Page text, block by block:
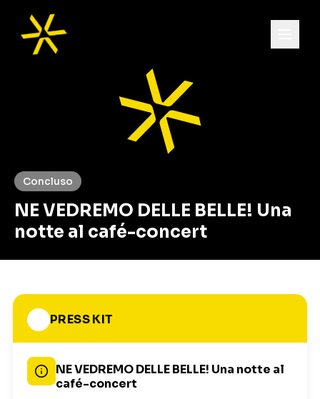
Concluso
NE VEDREMO DELLE BELLE! Una
notte al café-concert
PRESS KIT
NE VEDREMO DELLE BELLE! Una notte al
café-concert